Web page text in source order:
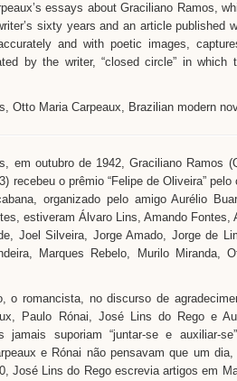
essays about Graciliano Ramos,
sixty years and an article published
and with poetic images,
by the writer, “closed circle” in
Otto Maria Carpeaux, Brazilian modern
em outubro de 1942, Graciliano Ramos
recebeu o prêmio “Felipe de Oliveira”
organizado pelo amigo Aurélio
estiveram Álvaro Lins, Amando
Joel Silveira, Jorge Amado, Jorge de
Marques Rebelo, Murilo Miranda,
o romancista, no discurso de
Paulo Rónai, José Lins do Rego e
jamais suporiam “juntar-se e auxiliar-
e Rónai não pensavam que um
José Lins do Rego escrevia artigos em